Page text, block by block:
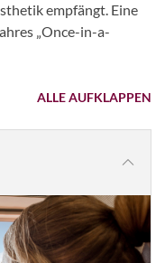
empfängt. Eine
„Once-in-a-
ALLE AUFKLAPPEN